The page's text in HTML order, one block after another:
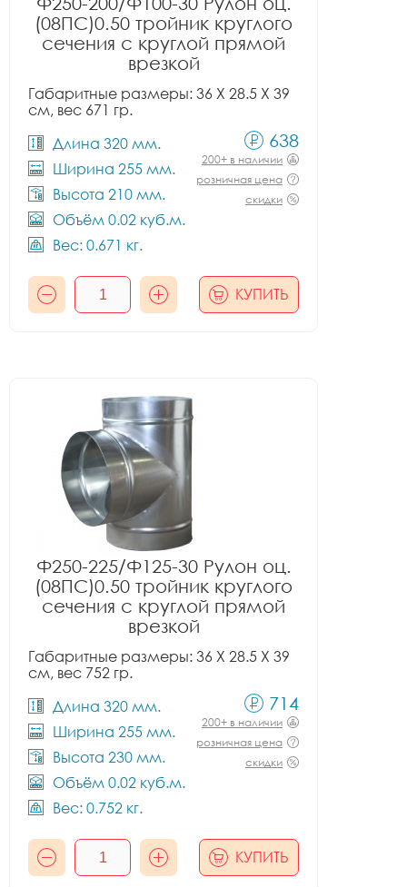
(08ПС)0.50 тройник круглого
сечения с круглой прямой
врезкой
Габаритные размеры: 36 X 28.5 X 39
см, вес 671 гр.
Длина 320 мм.
Ширина 255 мм.
Высота 210 мм.
Объём 0.02 куб.м.
Вес: 0.671 кг.
638
200+ в наличии
розничная цена
скидки
КУПИТЬ
Ф250-225/Ф125-30 Рулон оц.
(08ПС)0.50 тройник круглого
сечения с круглой прямой
врезкой
Габаритные размеры: 36 X 28.5 X 39
см, вес 752 гр.
Длина 320 мм.
Ширина 255 мм.
Высота 230 мм.
Объём 0.02 куб.м.
Вес: 0.752 кг.
714
200+ в наличии
розничная цена
скидки
КУПИТЬ